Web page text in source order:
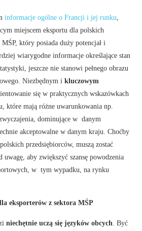
informacje ogólne o Francji i jej runku,
miejscem eksportu dla polskich
który posiada duży potencjał i
wiarygodne informacje określające stan
jeszcze nie stanowi pełnego obrazu
Niezbędnym ikluczowym
się w praktycznych wskazówkach
które mają różne uwarunkowania np.
dominujące w danym
akceptowalne w danym kraju. Choćby
przedsiębiorców, muszą zostać
aby zwiększyć szansę powodzenia
w tym wypadku, na rynku
eksporterów z sektora MŚP
niechętnie uczą się języków obcych. Być